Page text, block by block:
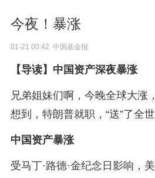
今夜！暴涨
01-21 00:42 中国基金报
【导读】中国资产深夜暴涨
兄弟姐妹们啊，今晚全球大涨
想到，特朗普就职，“送”了全
中国资产暴涨
受马丁·路德·金纪念日影响，